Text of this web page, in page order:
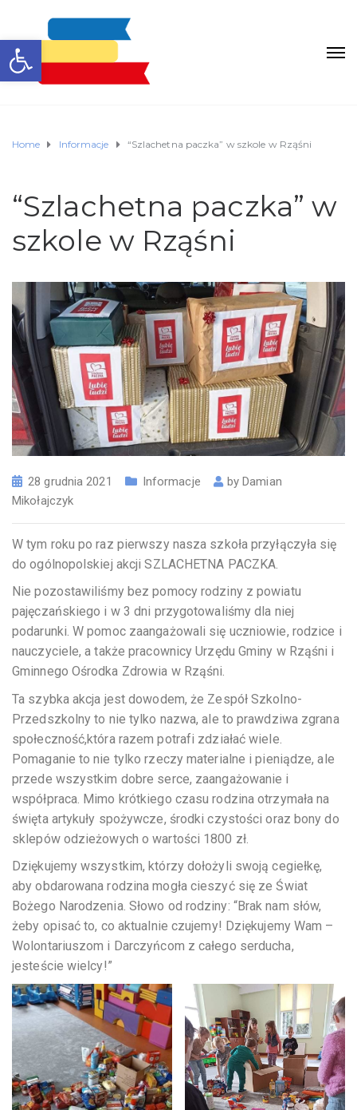
Otwórz pasek narzędzi
Home Informacje “Szlachetna paczka” w szkole w Rząśni
“Szlachetna paczka” w
szkole w Rząśni
28 grudnia 2021 Informacje byDamian
Mikołajczyk
W tym roku po raz pierwszy nasza szkoła przyłączyła się
do ogólnopolskiej akcji SZLACHETNA PACZKA.
Nie pozostawiliśmy bez pomocy rodziny z powiatu
pajęczańskiego i w 3 dni przygotowaliśmy dla niej
podarunki. W pomoc zaangażowali się uczniowie, rodzice i
nauczyciele, a także pracownicy Urzędu Gminy w Rząśni i
Gminnego Ośrodka Zdrowia w Rząśni.
Ta szybka akcja jest dowodem, że Zespół Szkolno-
Przedszkolny to nie tylko nazwa, ale to prawdziwa zgrana
społeczność,która razem potrafi zdziałać wiele.
Pomaganie to nie tylko rzeczy materialne i pieniądze, ale
przede wszystkim dobre serce, zaangażowanie i
współpraca. Mimo krótkiego czasu rodzina otrzymała na
święta artykuły spożywcze, środki czystości oraz bony do
sklepów odzieżowych o wartości 1800 zł.
Dziękujemy wszystkim, którzy dołożyli swoją cegiełkę,
aby obdarowana rodzina mogła cieszyć się ze Świat
Bożego Narodzenia. Słowo od rodziny: “Brak nam słów,
żeby opisać to, co aktualnie czujemy! Dziękujemy Wam –
Wolontariuszom i Darczyńcom z całego serducha,
jesteście wielcy!”